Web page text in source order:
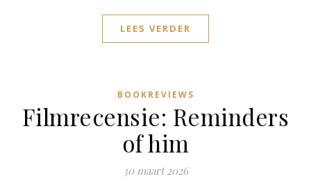
LEES VERDER
BOOKREVIEWS
Filmrecensie: Reminders
of him
30 maart 2026